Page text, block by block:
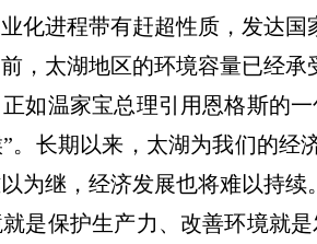
化进程带有赶超性质，发达
，太湖地区的环境容量已经
如温家宝总理引用恩格斯的
。长期以来，太湖为我们的
为继，经济发展也将难以持
是保护生产力、改善环境就